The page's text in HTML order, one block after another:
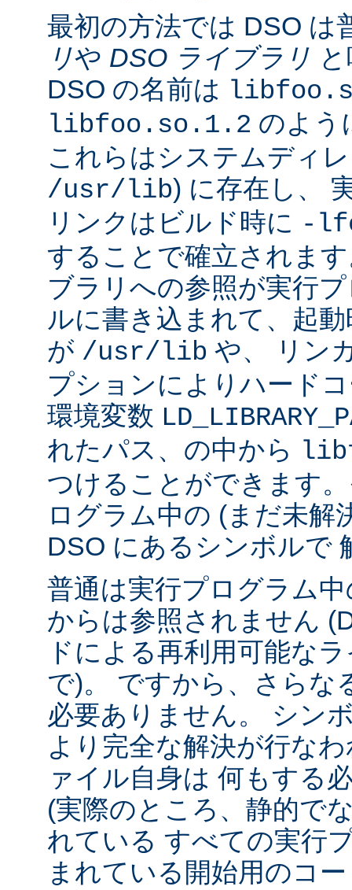
最初の方法では DSO は
リや DSO ライブラリ
DSO の名前は
libfoo.so.1.2 のよう
これらはシステムディ
/usr/lib) に存在し、
リンクはビルド時に -
することで確立されま
ブラリへの参照が実行
ルに書き込まれて、起
が /usr/lib や、 リン
プションによりハード
環境変数
れたパス、の中から
つけることができます
ログラム中の (まだ未解
DSO にあるシンボルで
普通は実行プログラム
からは参照されません
ドによる再利用可能な
で)。 ですから、さらな
必要ありません。 シン
より完全な解決が行な
ァイル自身は 何もする
(実際のところ、静的で
れている すべての実行
まれている開始用のコ